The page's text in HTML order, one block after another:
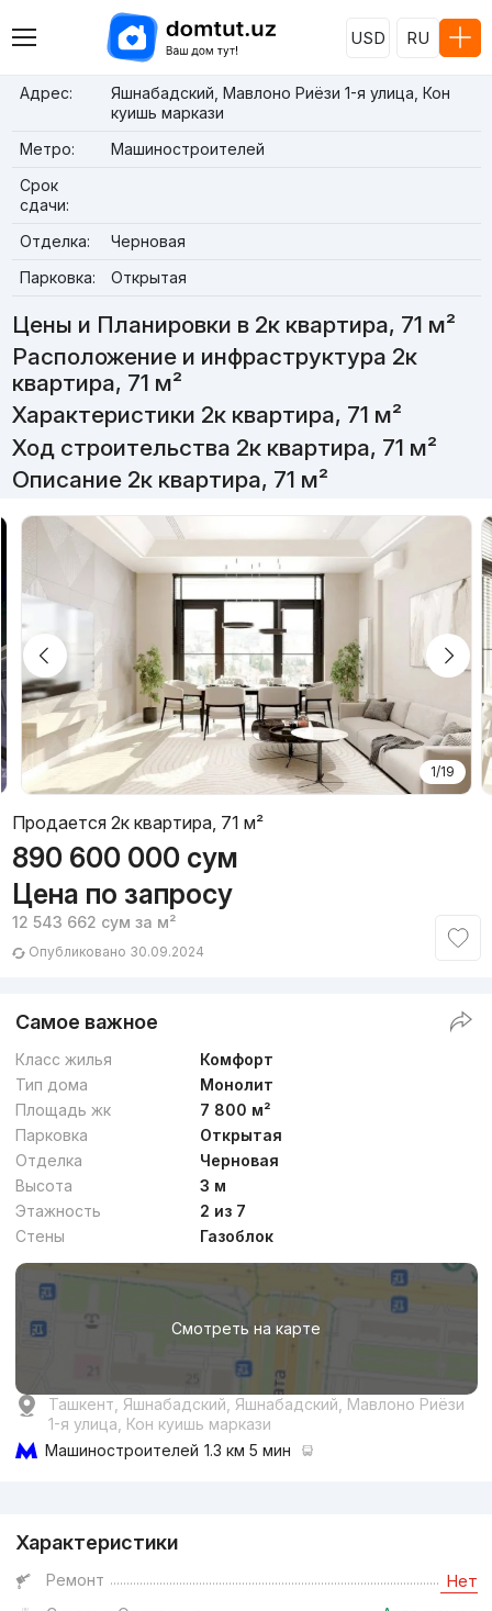
USD RU
Адрес:
Яшнабадский, Мавлоно Риёзи 1-я улица, Кон
куишь маркази
Метро:
Машиностроителей
Срок
сдачи:
Отделка:
Черновая
Парковка:
Открытая
Цены и Планировки в 2к квартира, 71 м²
Расположение и инфраструктура 2к
квартира, 71 м²
Характеристики 2к квартира, 71 м²
Ход строительства 2к квартира, 71 м²
Описание 2к квартира, 71 м²
1/19
Продается 2к квартира, 71 м²
890 600 000 сум
Цена по запросу
12 543 662 сум за м²
Опубликовано 30.09.2024
Самое важное
Класс жилья
Комфорт
Тип дома
Монолит
Площадь жк
7 800 м²
Парковка
Открытая
Отделка
Черновая
Высота
3 м
Этажность
2 из 7
Стены
Газоблок
Смотреть на карте
Ташкент, Яшнабадский, Яшнабадский, Мавлоно Риёзи
1-я улица, Кон куишь маркази
Машиностроителей 1.3 км 5 мин
Характеристики
Ремонт Нет